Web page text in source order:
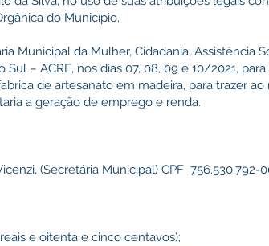
do Município.
Municipal da Mulher, Cidadania, Assistência
– ACRE, nos dias 07, 08, 09 e 10/2021,
de artesanato em madeira, para trazer
a geração de emprego e renda.
(Secretária Municipal) CPF 756.530.792-
e oitenta e cinco centavos);